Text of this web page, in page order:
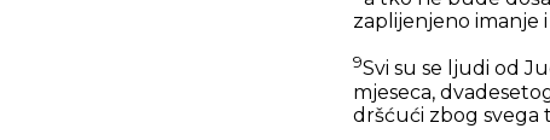
zaplijenjeno imanje
9Svi su se ljudi od
mjeseca,
dršćući zbog svega